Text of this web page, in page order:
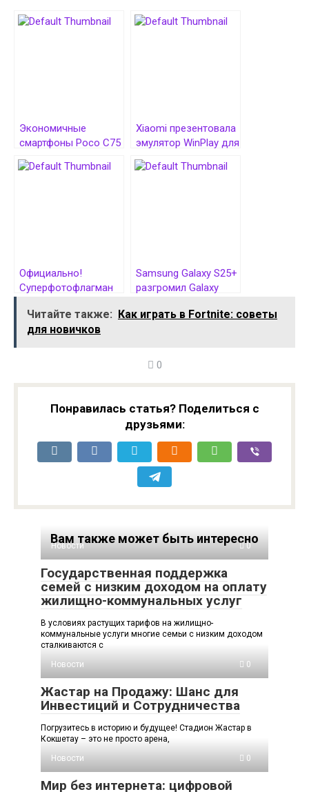
Экономичные
смартфоны Poco C75
и Redmi 14C от
Xiaomi оценили
Xiaomi презентовала
эмулятор WinPlay для
запуска Windows-игр
на Android-планшетах
Официально!
Суперфотофлагман
дебютирует в
феврале 2025
Samsung Galaxy S25+
разгромил Galaxy
в тесте
Читайте также: Как играть в Fortnite: советы
для новичков
0
Понравилась статья? Поделиться с
друзьями:
Вам также может быть интересно
Новости 0
Государственная поддержка
семей с низким доходом на оплату
жилищно-коммунальных услуг
В условиях растущих тарифов на жилищно-
коммунальные услуги многие семьи с низким доходом
сталкиваются с
Новости
0
Жастар на Продажу: Шанс для
Инвестиций и Сотрудничества
Погрузитесь в историю и будущее! Стадион Жастар в
Кокшетау – это не просто арена,
Новости
0
Мир без интернета: цифровой